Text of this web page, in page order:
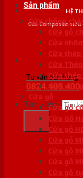
HỆ
Cửa Composite
Tư vấn bán hàng
0824.400.400
Tìm kiếm:
Sản phẩm
Cửa chống
Cửa gỗ
Cửa
Cửa thép
Cửa
Cửa thép
Cửa vân
Cửa gỗ
Cửa gỗ
Cửa Gỗ
Cửa gỗ
Cửa gỗ
Cửa gỗ
Cửa gỗ
Cửa gỗ